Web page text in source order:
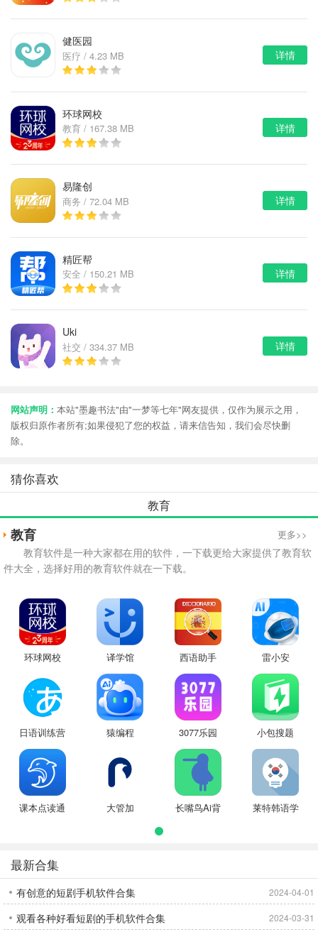
健医园
医疗 / 4.23 MB 详情
环球网校
教育 / 167.38 MB 详情
易隆创
商务 / 72.04 MB 详情
精匠帮
安全 / 150.21 MB 详情
Uki
社交 / 334.37 MB 详情
网站声明： 本站"墨趣书法"由"一梦等七年"网友提供，仅作为展示之用，
版权归原作者所有;如果侵犯了您的权益，请来信告知，我们会尽快删
除。
猜你喜欢
教育
教育 更多>>
教育软件是一种大家都在用的软件，一下载更给大家提供了教育软
件大全，选择好用的教育软件就在一下载。
环球网校 译学馆 西语助手 雷小安
日语训练营 猿编程 3077乐园 小包搜题
课本点读通 大管加
长嘴鸟Ai背
莱特韩语学
最新合集
有创意的短剧手机软件合集 2024-04-01
观看各种好看短剧的手机软件合集 2024-03-31